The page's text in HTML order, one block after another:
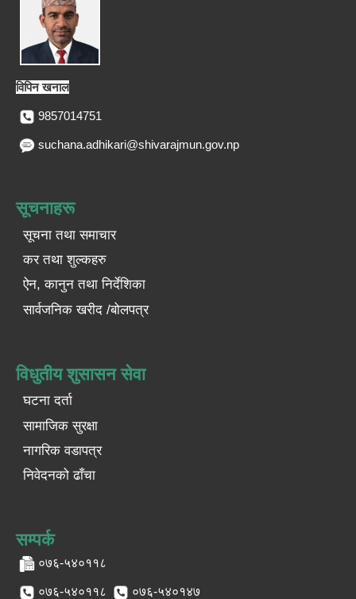
विपिन खनाल
9857014751
suchana.adhikari@shivarajmun.gov.np
सूचनाहरू
सूचना तथा समाचार
कर तथा शुल्कहरु
ऐन, कानुन तथा निर्देशिका
सार्वजनिक खरीद /बोलपत्र
विधुतीय शुसासन सेवा
घटना दर्ता
सामाजिक सुरक्षा
नागरिक वडापत्र
निवेदनको ढाँचा
सम्पर्क
०७६-५४०११८
०७६-५४०११८ ०७६-५४०१४७